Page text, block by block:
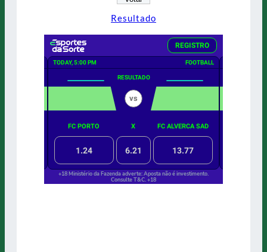
Resultado